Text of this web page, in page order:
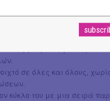
ασκήσεις,
την παράσταση, καθώς
επαγγελματίες και
σε όλες και όλους,
κύκλο του με μια σειρά